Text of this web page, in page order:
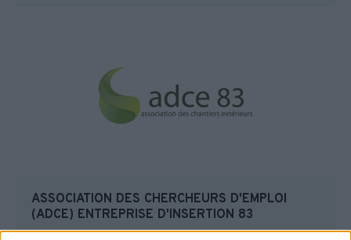
ASSOCIATION DES CHERCHEURS D'EMPLOI
(ADCE) ENTREPRISE D'INSERTION 83